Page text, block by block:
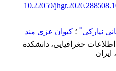
10.22059/
نیارکی* ؛ کیوان عزی مند
جغرافیایی، دانشکدة
ایران